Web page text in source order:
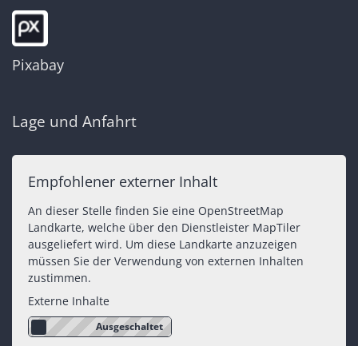
Pixabay
Lage und Anfahrt
Empfohlener externer Inhalt
An dieser Stelle finden Sie eine OpenStreetMap
Landkarte, welche über den Dienstleister MapTiler
ausgeliefert wird. Um diese Landkarte anzuzeigen
müssen Sie der Verwendung von externen Inhalten
zustimmen.
Externe Inhalte